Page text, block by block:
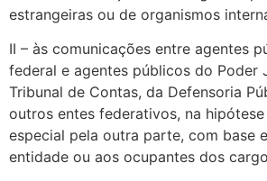
estrangeiras ou de organismos
II – às comunicações entre agentes
federal e agentes públicos do
Tribunal de Contas, da Defensoria
outros entes federativos, na
especial pela outra parte, com base
entidade ou aos ocupantes dos